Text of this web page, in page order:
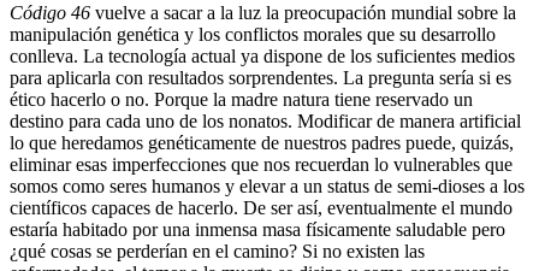
Código 46 vuelve a sacar a la luz la preocupación mundial sobre la
manipulación genética y los conflictos morales que su desarrollo
conlleva. La tecnología actual ya dispone de los suficientes medios
para aplicarla con resultados sorprendentes. La pregunta sería si es
ético hacerlo o no. Porque la madre natura tiene reservado un
destino para cada uno de los nonatos. Modificar de manera artificial
lo que heredamos genéticamente de nuestros padres puede, quizás,
eliminar esas imperfecciones que nos recuerdan lo vulnerables que
somos como seres humanos y elevar a un status de semi-dioses a los
científicos capaces de hacerlo. De ser así, eventualmente el mundo
estaría habitado por una inmensa masa físicamente saludable pero
¿qué cosas se perderían en el camino? Si no existen las